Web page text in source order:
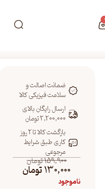
0
ضمانت اصالت و
سلامت فیزیکی کالا
ارسال رایگان بالای
2,200,000 تومان
بازگشت کالا تا 2 روز
کاری طبق شرایط
مرجوعی
159,900تومان130,000تومان
ناموجود